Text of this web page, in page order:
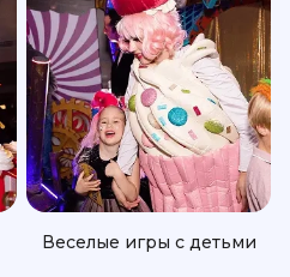
Веселые игры с детьми